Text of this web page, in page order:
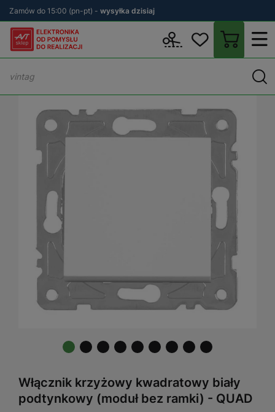
Zamów do 15:00 (pn-pt) - wysyłka dzisiaj
Osprzęt elektryczny i
Włącznik krzyżowy kwadratowy biały
podtynkowy (moduł bez ramki) - QUAD